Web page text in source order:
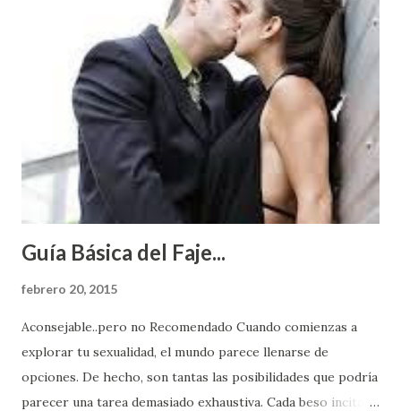
Guía Básica del Faje...
febrero 20, 2015
Aconsejable..pero no Recomendado Cuando comienzas a
explorar tu sexualidad, el mundo parece llenarse de
opciones. De hecho, son tantas las posibilidades que podría
parecer una tarea demasiado exhaustiva. Cada beso incita